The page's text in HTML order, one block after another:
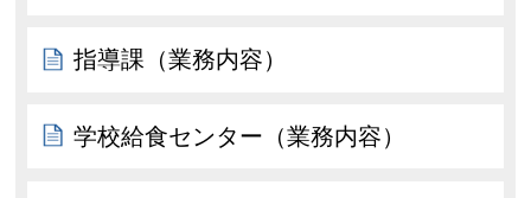
指導課（業務内容）
学校給食センター（業務内容）